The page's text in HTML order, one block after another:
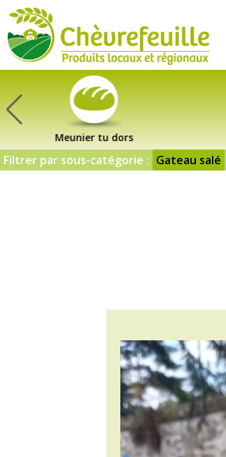
Meunier tu dors
Filtrer par sous-catégorie : Gateau salé